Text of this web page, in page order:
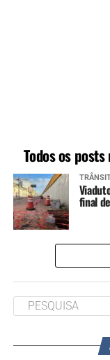
Todos os
final